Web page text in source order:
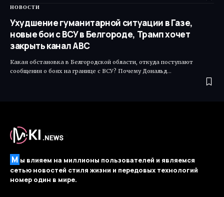
НОВОСТИ
Ухудшение гуманитарной ситуации в Газе,
новые бои с ВСУ в Белгороде, Трамп хочет
закрыть канал ABC
Какая обстановка в Белгородской области, откуда поступают
сообщения о боях на границе с ВСУ? Почему Дональд…
М ы влияем на миллионы пользователей и являемся
сетью новостей стиля жизни и передовых технологий
номер один в мире.